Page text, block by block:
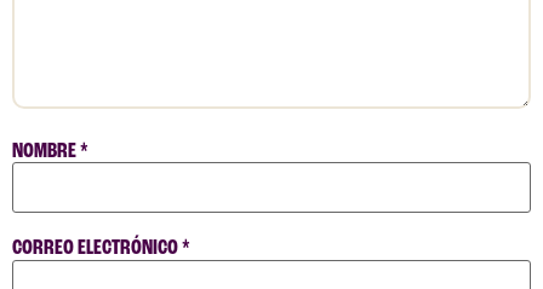
NOMBRE*
CORREO ELECTRÓNICO*